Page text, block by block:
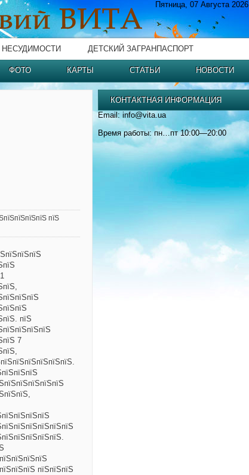
Пятница, 07 Августа 2026
ДЕТСКИЙ ЗАГРАНПАСПОРТ
ФОТО КАРТЫ СТАТЬИ НОВОСТИ
пїЅ
пїЅ
7
пїЅпїЅпїЅ
КОНТАКТНАЯ ИНФОРМАЦИЯ
Email: info@vita.ua
Время работы: пн…пт 10:00—20:00